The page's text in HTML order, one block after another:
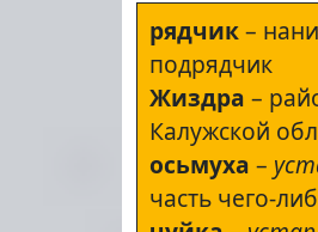
рядчик–
подрядчик
Жиздра –
Калужской
осьмуха –
часть чего-